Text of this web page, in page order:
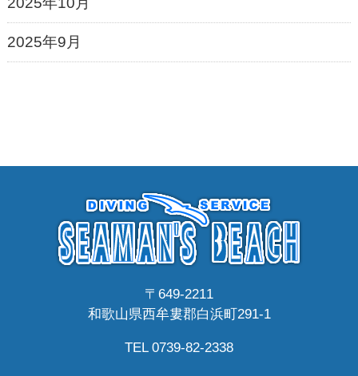
2025年9月
〒649-2211
和歌山県西牟婁郡白浜町291-1
TEL 0739-82-2338